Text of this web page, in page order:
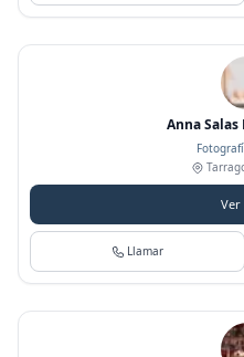
Anna
Llamar